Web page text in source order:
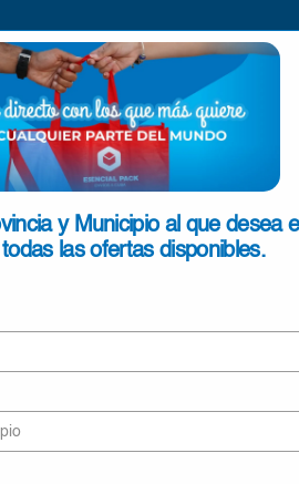
y Municipio al que desea
las ofertas disponibles.
personas revisando este producto
producto puede ser entregado en Pinar
La Habana, Matanzas,